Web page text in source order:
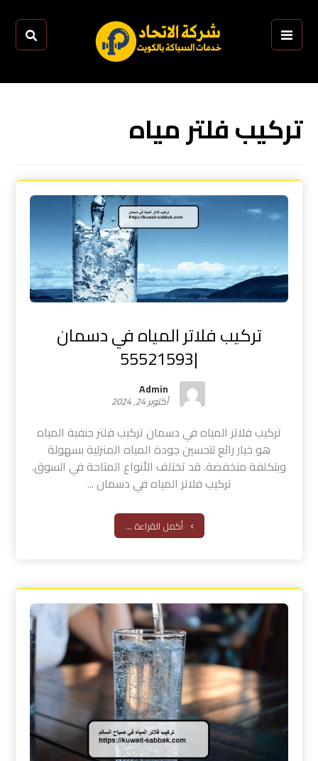
تركيب فلتر مياه
تركيب فلاتر المياه في دسمان
|55521593
Admin
أكتوبر 24, 2024
تركيب فلاتر المياه في دسمان تركيب فلتر حنفية المياه
هو خيار رائع لتحسين جودة المياه المنزلية بسهولة
وبتكلفة منخفضة. قد تختلف الأنواع المتاحة في السوق.
تركيب فلاتر المياه في دسمان ...
أكمل القراءة ...